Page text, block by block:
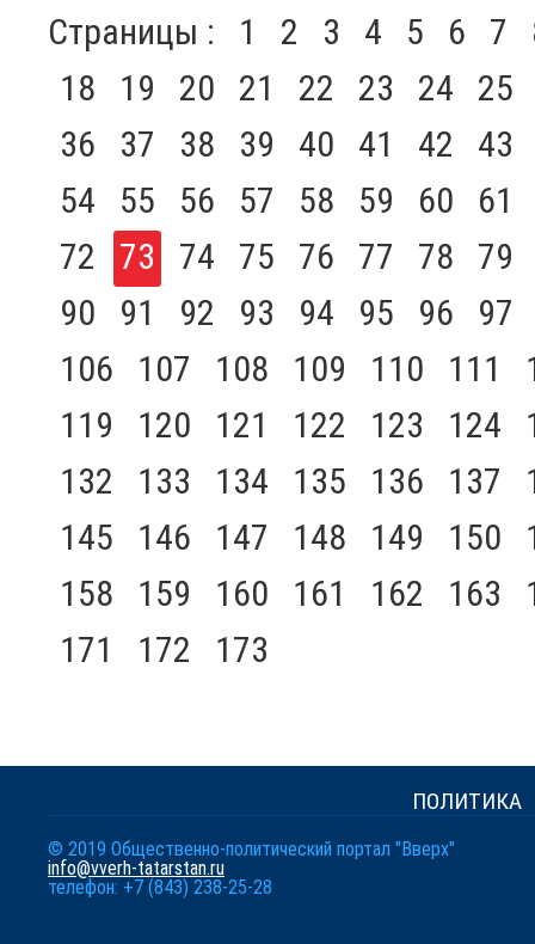
Страницы : 1 2 3 4 5 6 7
18
19 20 21 22 23 24
25
36
37 38 39 40 41 42
43
54
55 56 57 58 59 60
61
72
73 74 75 76 77 78
79
90
91 92 93 94 95 96
97
106
107 108 109 110 111
119
120 121 122 123 124
132
133 134 135 136 137
145
146 147 148 149 150
158
159 160 161 162 163
171
172 173
ПОЛИТИКА
© 2019 Общественно-политический портал "Вверх"
info@vverh-tatarstan.ru
телефон: +7 (843) 238-25-28